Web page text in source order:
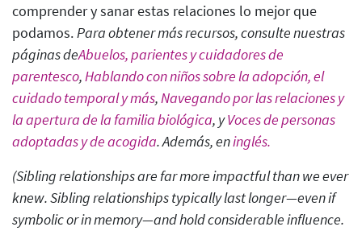
comprender y sanar estas relaciones lo mejor que
podamos.Para obtener más recursos, consulte nuestras
páginas deAbuelos, parientes y cuidadores de
parentesco,Hablando con niños sobre la adopción, el
cuidado temporal y más,Navegando por las relaciones y
la apertura de la familia biológica, yVoces de personas
adoptadas y de acogida.Además, eninglés.
(Sibling relationships are far more impactful than we ever
knew. Sibling relationships typically last longer—even if
symbolic or in memory—and hold considerable influence.